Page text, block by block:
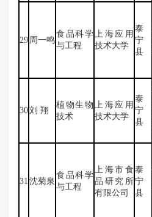
29 周一鸣
食品科学
与工程
上海应用
技术大学
泰
宁
县
30刘 翔
植物生物
技术
上海应用
技术大学
泰
宁
县
31 沈菊泉
食品科学
与工程
上海市食
品研究所
有限公司
泰
宁
县